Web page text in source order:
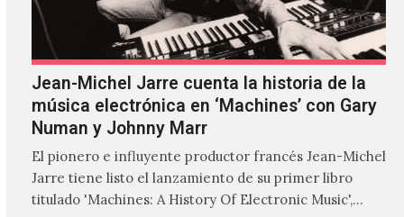
Jean-Michel Jarre cuenta la historia de la
música electrónica en ‘Machines’ con Gary
Numan y Johnny Marr
El pionero e influyente productor francés Jean-Michel
Jarre tiene listo el lanzamiento de su primer libro
titulado 'Machines: A History Of Electronic Music',